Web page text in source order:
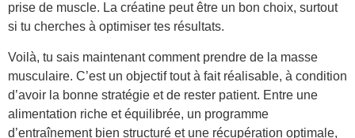
prise de muscle. La créatine peut être un bon choix, surtout
si tu cherches à optimiser tes résultats.
Voilà, tu sais maintenant comment prendre de la masse
musculaire. C’est un objectif tout à fait réalisable, à condition
d’avoir la bonne stratégie et de rester patient. Entre une
alimentation riche et équilibrée, un programme
d’entraînement bien structuré et une récupération optimale,